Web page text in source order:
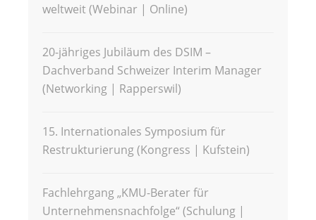
weltweit (Webinar | Online)
20-jähriges Jubiläum des DSIM –
Dachverband Schweizer Interim Manager
(Networking | Rapperswil)
15. Internationales Symposium für
Restrukturierung (Kongress | Kufstein)
Fachlehrgang „KMU-Berater für
Unternehmensnachfolge“ (Schulung |